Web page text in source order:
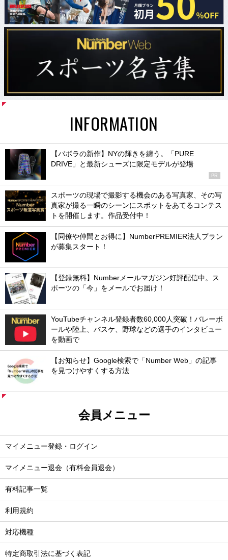
INFORMATION
【バボラの新作】NYの輝きを纏う。「PURE
DRIVE」と最新シューズに限定モデルが登場
PR
スポーツの現場で撮影する機会のある写真家、その写
真家が撮る一瞬のシーンにスポットをあてるコンテス
トを開催します。作品受付中！
【同僚や仲間とお得に】NumberPREMIER法人プラン
が募集スタート！
【登録無料】Numberメールマガジン好評配信中。ス
ポーツの「今」をメールでお届け！
YouTubeチャンネル登録者数60,000人突破！バレーボ
ールや陸上、バスケ、野球などの選手のインタビュー
を動画で
【お知らせ】Google検索で「Number Web」の記事
を見つけやすくする方法
会員メニュー
マイメニュー登録・ログイン
マイメニュー退会（有料会員退会）
有料記事一覧
利用規約
対応機種
特定商取引法に基づく表記